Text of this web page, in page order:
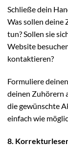
Schließe dein
Was sollen deine
tun? Sollen sie
Website
kontaktieren?
Formuliere
deinen Zuhörern
die gewünschte
einfach wie
8.